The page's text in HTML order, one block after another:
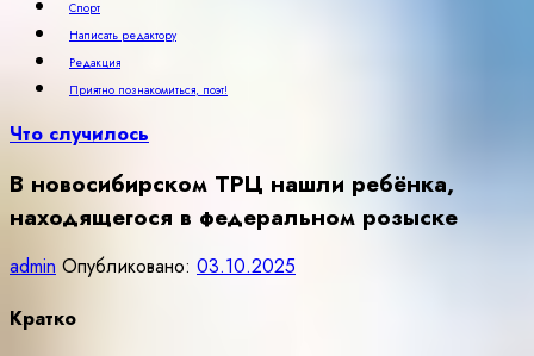
Спорт
Написать редактору
Редакция
Приятно познакомиться, поэт!
Что случилось
В новосибирском ТРЦ нашли ребёнка,
находящегося в федеральном розыске
admin Опубликовано: 03.10.2025
Кратко